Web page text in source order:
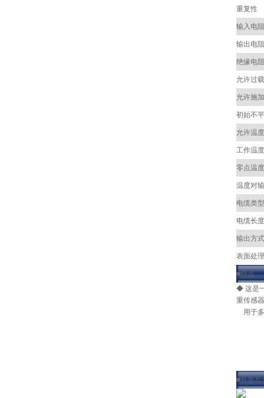
重复性
输入电阻
输出电阻
绝缘电阻
允许过载
允许施
初始不
允许温
工作温
零点温
温度对
电缆类型
电缆长度
输出方式
表面处理
■特点
◆ 这是
重传感
用于
■外形尺